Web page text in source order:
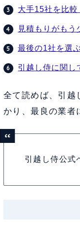
大手15社を比
見積もりがもう
最後の1社を選
引越し侍に関し
全て読めば、引越
かり、最良の業者
引越し侍公式